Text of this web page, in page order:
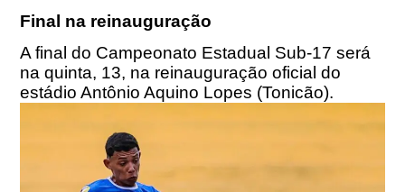
Final na reinauguração
A final do Campeonato Estadual Sub-17 será
na quinta, 13, na reinauguração oficial do
estádio Antônio Aquino Lopes (Tonicão).